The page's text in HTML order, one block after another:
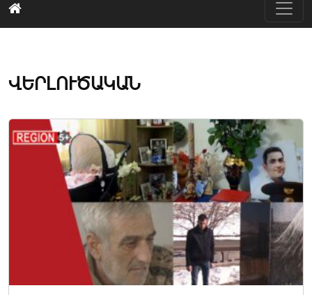
ՎԵՐԼՈՒԾԱԿԱՆ